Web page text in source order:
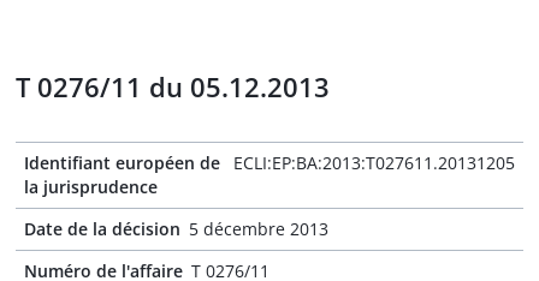
T 0276/11 du 05.12.2013
Identifiant européen de
la jurisprudence
ECLI:EP:BA:2013:T027611.20131205
Date de la décision 5 décembre 2013
Numéro de l'affaire T 0276/11